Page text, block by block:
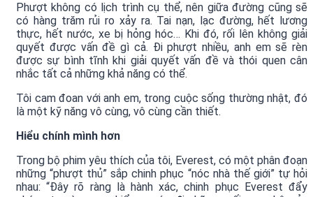
Phượt không có lịch trình cụ thể, nên giữa đường cũng sẽ
có hàng trăm rủi ro xảy ra. Tai nạn, lạc đường, hết lương
thực, hết nước, xe bị hỏng hóc… Khi đó, rối lên không giải
quyết được vấn đề gì cả. Đi phượt nhiều, anh em sẽ rèn
được sự bình tĩnh khi giải quyết vấn đề và thói quen cân
nhắc tất cả những khả năng có thể.
Tôi cam đoan với anh em, trong cuộc sống thường nhật, đó
là một kỹ năng vô cùng, vô cùng cần thiết.
Hiểu chính mình hơn
Trong bộ phim yêu thích của tôi, Everest, có một phân đoạn
những “phượt thủ” sắp chinh phục “nóc nhà thế giới” tự hỏi
nhau: “Đây rõ ràng là hành xác, chinh phục Everest đẩy